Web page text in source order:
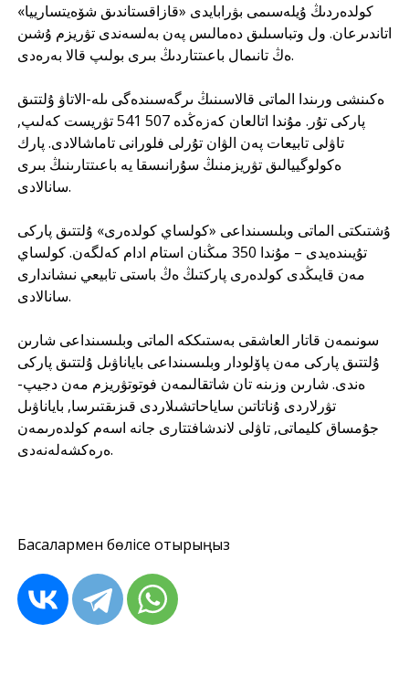
كولدەردىڭ ۇيلەسىمى بۋرابايدى «قازاقستاندىق شۆەيتسارييا»
اتاندىرعان. ول وتباسىلىق دەمالىس پەن بەلسەندى تۋريزم ۇشىن
ەڭ تانىمال باعىتتاردىڭ بىرى بولىپ قالا بەرەدى.
ەكىنشى ورىندا الماتى قالاسىنىڭ ىرگەسىندەگى ىلە-الاتاۋ ۇلتتىق
پاركى تۇر. مۇندا اتالعان كەزەڭدە 507 541 تۋريست كەلىپ,
تاۋلى تابيعات پەن الۋان تۇرلى فلورانى تاماشالادى. پارك
ەكولوگييالىق تۋريزمنىڭ سۇرانىسقا يە باعىتتارىنىڭ بىرى
سانالادى.
ۇشتىكتى الماتى وبلىسىنداعى «كولساي كولدەرى» ۇلتتىق پاركى
تۇيىندەيدى – مۇندا 350 مىڭنان استام ادام كەلگەن. كولساي
مەن قايىڭدى كولدەرى پاركتىڭ ەڭ باستى تابيعي نىشاندارى
سانالادى.
سونىمەن قاتار العاشقى بەستىككە الماتى وبلىسىنداعى شارىن
ۇلتتىق پاركى مەن پاۆلودار وبلىسىنداعى باياناۋىل ۇلتتىق پاركى
ەندى. شارىن وزىنە تان شاتقالىمەن فوتوتۋريزم مەن دجيپ-
تۋرلاردى ۇناتاتىن ساياحاتشىلاردى قىزىقتىرسا, باياناۋىل
جۇمساق كليماتى, تاۋلى لاندشافتتارى جانە اسەم كولدەرىمەن
ەرەكشەلەنەدى.
Басқалармен бөлісе отырыңыз